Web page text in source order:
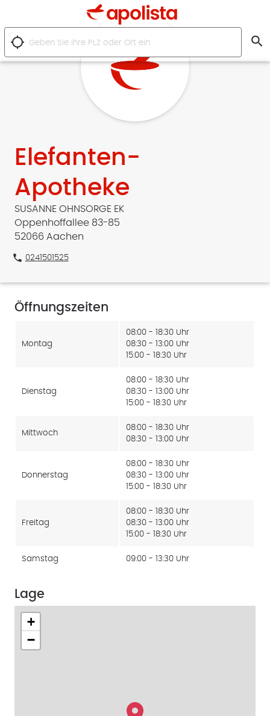
location_searching search
Elefanten-
Apotheke
SUSANNE OHNSORGE EK
Oppenhoffallee 83-85
52066 Aachen
phone 0241501525
Öffnungszeiten
Montag
08:00 - 18:30 Uhr
08:30 - 13:00 Uhr
15:00 - 18:30 Uhr
Dienstag
08:00 - 18:30 Uhr
08:30 - 13:00 Uhr
15:00 - 18:30 Uhr
Mittwoch
08:00 - 18:30 Uhr
08:30 - 13:00 Uhr
Donnerstag
08:00 - 18:30 Uhr
08:30 - 13:00 Uhr
15:00 - 18:30 Uhr
Freitag
08:00 - 18:30 Uhr
08:30 - 13:00 Uhr
15:00 - 18:30 Uhr
Samstag 09:00 - 13:30 Uhr
Lage
+
−